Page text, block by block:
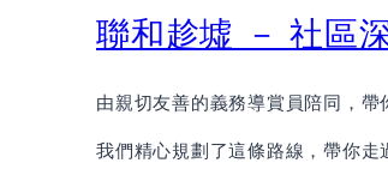
聯和趁墟 － 社區
由親切友善的義務導賞員陪同，帶
我們精心規劃了這條路線，帶你